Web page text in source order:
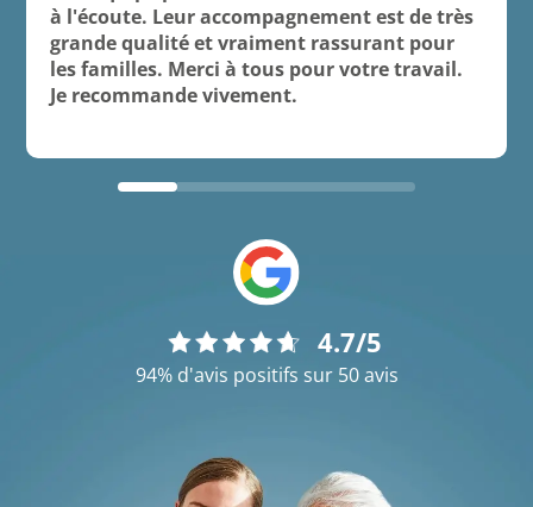
à l'écoute. Leur accompagnement est de très
grande qualité et vraiment rassurant pour
les familles. Merci à tous pour votre travail.
Je recommande vivement.
4.7/5
94% d'avis positifs sur 50 avis